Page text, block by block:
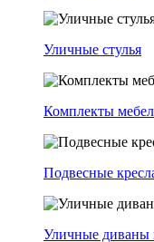
Уличные стулья
Комплекты
Подвесные
Уличные диваны